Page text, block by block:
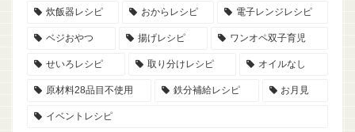
炊飯器レシピ おからレシピ 電子レンジレシピ
ベジおやつ 揚げレシピ ワンオペ双子育児
せいろレシピ 取り分けレシピ オイルなし
原材料28品目不使用 鉄分補給レシピ お月見
イベントレシピ